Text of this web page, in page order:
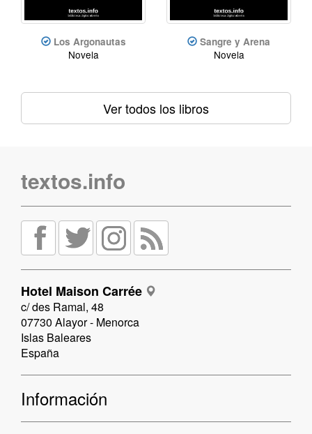
Los Argonautas
Novela
Sangre y Arena
Novela
Ver todos los libros
textos.info
Hotel Maison Carrée
c/ des Ramal, 48
07730 Alayor - Menorca
Islas Baleares
España
Información